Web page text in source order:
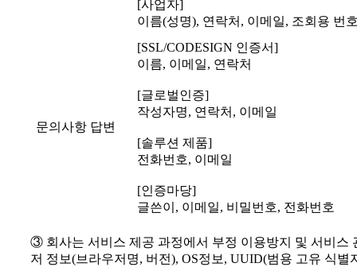
[사업자]
이름(성명), 연락처, 이메일, 조회용 번
문의사항 답변
[SSL/CODESIGN 인증서]
이름, 이메일, 연락처
[글로벌인증]
작성자명, 연락처, 이메일
[솔루션 제품]
전화번호, 이메일
[인증마당]
글쓴이, 이메일, 비밀번호, 전화번호
③ 회사는 서비스 제공 과정에서 부정 이용방지 및 서비스
저 정보(브라우저명, 버전), OS정보, UUID(범용 고유 식별